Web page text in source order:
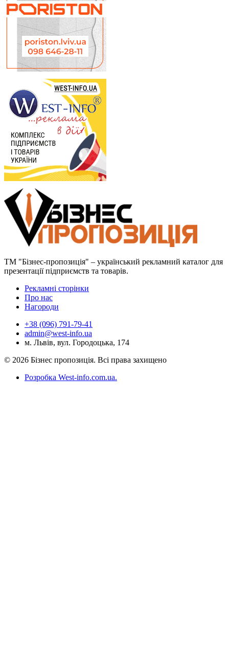
ТМ "Бізнес-пропозиція" – український рекламний каталог для
презентації підприємств та товарів.
Рекламні сторінки
Про нас
Нагороди
+38 (096) 791-79-41
admin@west-info.ua
м. Львів, вул. Городоцька, 174
© 2026 Бізнес пропозиція. Всі права захищено
Розробка West-info.com.ua.